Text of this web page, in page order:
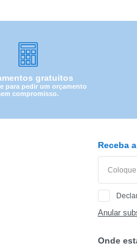
gratuitos
para pedir um orçamento
compromisso.
Receba
Anular
Onde